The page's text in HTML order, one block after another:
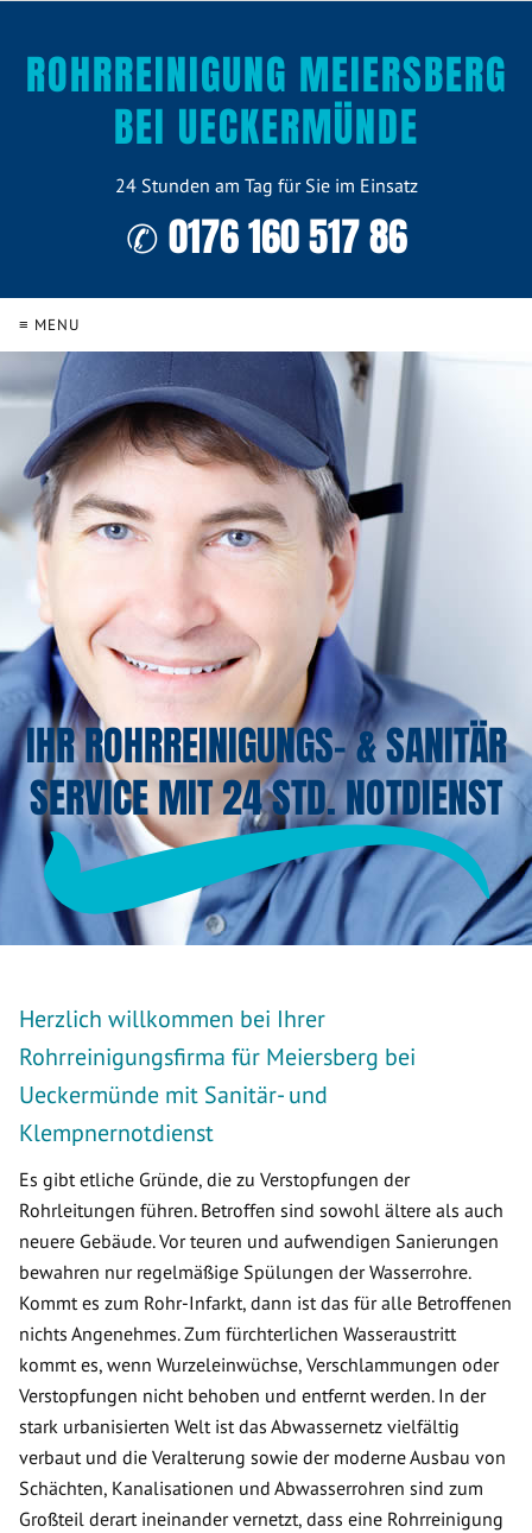
ROHRREINIGUNG MEIERSBERG
BEI UECKERMÜNDE
24 Stunden am Tag für Sie im Einsatz
✆ 0176 160 517 86
≡ MENU
IHR ROHRREINIGUNGS- & SANITÄR
SERVICE MIT 24 STD. NOTDIENST
Herzlich willkommen bei Ihrer
Rohrreinigungsfirma für Meiersberg bei
Ueckermünde mit Sanitär- und
Klempnernotdienst
Es gibt etliche Gründe, die zu Verstopfungen der
Rohrleitungen führen. Betroffen sind sowohl ältere als auch
neuere Gebäude. Vor teuren und aufwendigen Sanierungen
bewahren nur regelmäßige Spülungen der Wasserrohre.
Kommt es zum Rohr-Infarkt, dann ist das für alle Betroffenen
nichts Angenehmes. Zum fürchterlichen Wasseraustritt
kommt es, wenn Wurzeleinwüchse, Verschlammungen oder
Verstopfungen nicht behoben und entfernt werden. In der
stark urbanisierten Welt ist das Abwassernetz vielfältig
verbaut und die Veralterung sowie der moderne Ausbau von
Schächten, Kanalisationen und Abwasserrohren sind zum
Großteil derart ineinander vernetzt, dass eine Rohrreinigung